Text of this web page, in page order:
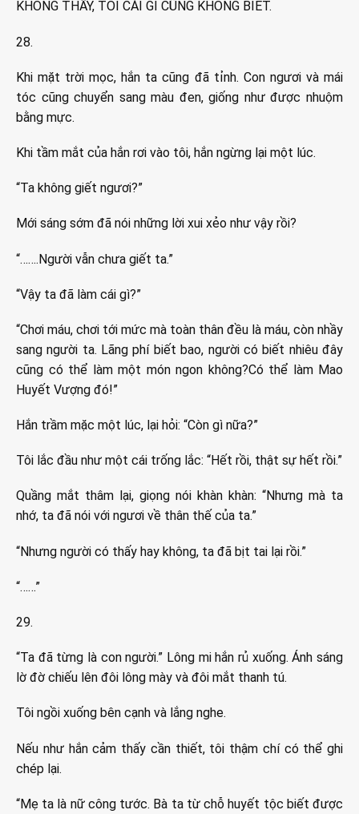
KHÔNG THẤY, TÔI CÁI GÌ CŨNG KHÔNG BIẾT.
28.
Khi mặt trời mọc, hắn ta cũng đã tỉnh. Con ngươi và mái
tóc cũng chuyển sang màu đen, giống như được nhuộm
bằng mực.
Khi tầm mắt của hắn rơi vào tôi, hắn ngừng lại một lúc.
“Ta không giết ngươi?”
Mới sáng sớm đã nói những lời xui xẻo như vậy rồi?
“…….Người vẫn chưa giết ta.”
“Vậy ta đã làm cái gì?”
“Chơi máu, chơi tới mức mà toàn thân đều là máu, còn nhầy
sang người ta. Lãng phí biết bao, người có biết nhiêu đây
cũng có thể làm một món ngon không?Có thể làm Mao
Huyết Vượng đó!”
Hắn trầm mặc một lúc, lại hỏi: “Còn gì nữa?”
Tôi lắc đầu như một cái trống lắc: “Hết rồi, thật sự hết rồi.”
Quầng mắt thâm lại, giọng nói khàn khàn: “Nhưng mà ta
nhớ, ta đã nói với ngươi về thân thế của ta.”
“Nhưng người có thấy hay không, ta đã bịt tai lại rồi.”
“……”
29.
“Ta đã từng là con người.” Lông mi hắn rủ xuống. Ánh sáng
lờ đờ chiếu lên đôi lông mày và đôi mắt thanh tú.
Tôi ngồi xuống bên cạnh và lắng nghe.
Nếu như hắn cảm thấy cần thiết, tôi thậm chí có thể ghi
chép lại.
“Mẹ ta là nữ công tước. Bà ta từ chỗ huyết tộc biết được